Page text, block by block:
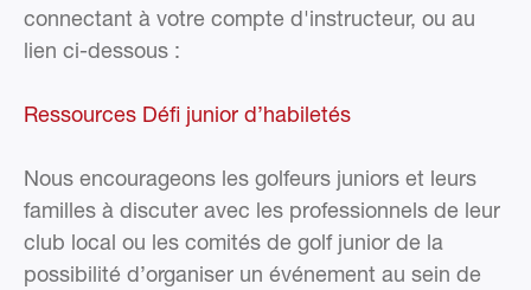
connectant à votre compte d'instructeur, ou au
lien ci-dessous :
Ressources Défi junior d’habiletés
Nous encourageons les golfeurs juniors et leurs
familles à discuter avec les professionnels de leur
club local ou les comités de golf junior de la
possibilité d’organiser un événement au sein de